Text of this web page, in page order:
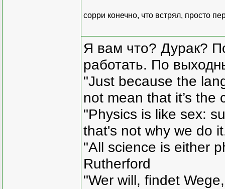
сорри конечно, что встрял, просто
Я вам что? Дурак?
работать. По
"Just because the
not mean that it’s the
"Physics is like sex:
that's not why we do
"All science is either
Rutherford
"Wer will, findet